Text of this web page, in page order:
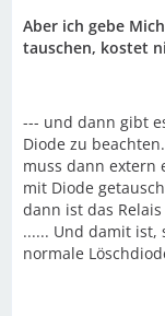
Aber ich gebe
tauschen, kostet
--- und dann gibt
Diode zu
muss dann extern
mit Diode
dann ist das
...... Und damit ist,
normale